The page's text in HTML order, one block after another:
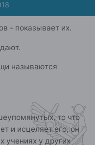
- показывает их.
называются
то что
и исцеляет его, он
учениях у других